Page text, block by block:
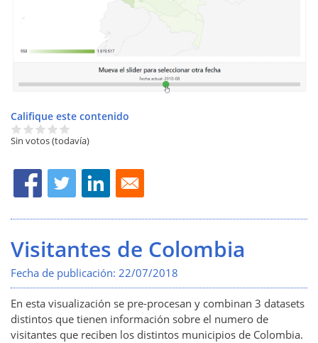
Califique este contenido
Sin votos (todavía)
Visitantes de Colombia
Fecha de publicación: 22/07/2018
En esta visualización se pre-procesan y combinan 3 datasets
distintos que tienen información sobre el numero de
visitantes que reciben los distintos municipios de Colombia.